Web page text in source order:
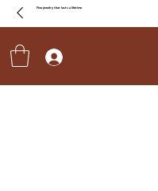
Fine jewelry that lasts a lifetime